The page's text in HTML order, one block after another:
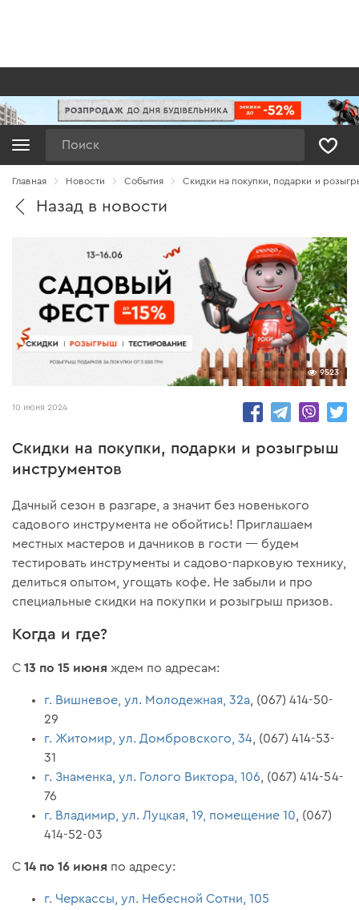
Главная Новости Cобытия Скидки на покупки, подарки и
Назад в новости
9523
10 июня 2024
Скидки на покупки, подарки и розыгрыш
инструментов
Дачный сезон в разгаре, а значит без новенького
садового инструмента не обойтись! Приглашаем
местных мастеров и дачников в гости — будем
тестировать инструменты и садово-парковую технику,
делиться опытом, угощать кофе. Не забыли и про
специальные скидки на покупки и розыгрыш призов.
Когда и где?
С13 по 15 июня ждем по адресам:
г. Вишневое, ул. Молодежная, 32а , (067) 414-50-
29
г. Житомир, ул. Домбровского, 34 , (067) 414-53-
31
г. Знаменка, ул. Голого Виктора, 106 , (067) 414-54-
76
г. Владимир, ул. Луцкая, 19, помещение 10 , (067)
414-52-03
С14 по 16 июня по адресу:
г. Черкассы, ул. Небесной Сотни, 105